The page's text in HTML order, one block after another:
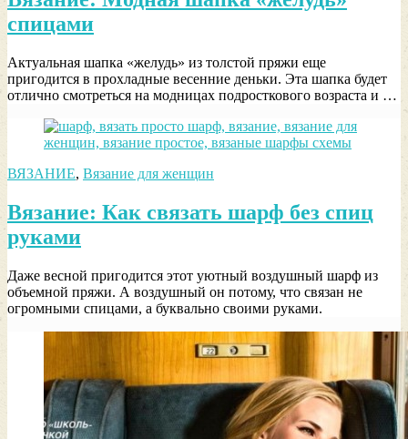
спицами
Актуальная шапка «желудь» из толстой пряжи еще
пригодится в прохладные весенние деньки. Эта шапка будет
отлично смотреться на модницах подросткового возраста и …
ВЯЗАНИЕ, Вязание для женщин
Вязание: Как связать шарф без спиц
руками
Даже весной пригодится этот уютный воздушный шарф из
объемной пряжи. А воздушный он потому, что связан не
огромными спицами, а буквально своими руками.